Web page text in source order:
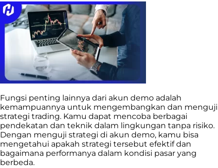
Fungsi penting lainnya dari akun demo adalah
kemampuannya untuk mengembangkan dan menguji
strategi trading. Kamu dapat mencoba berbagai
pendekatan dan teknik dalam lingkungan tanpa risiko.
Dengan menguji strategi di akun demo, kamu bisa
mengetahui apakah strategi tersebut efektif dan
bagaimana performanya dalam kondisi pasar yang
berbeda.